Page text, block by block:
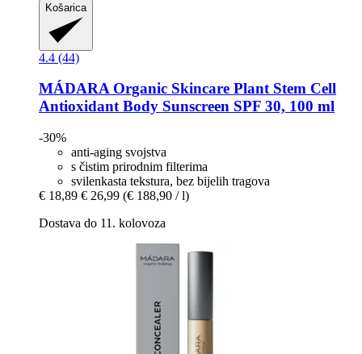
Košarica
4.4 (44)
MÁDARA Organic Skincare Plant Stem Cell
Antioxidant Body Sunscreen SPF 30, 100 ml
-30%
anti-aging svojstva
s čistim prirodnim filterima
svilenkasta tekstura, bez bijelih tragova
€ 18,89 € 26,99 (€ 188,90 / l)
Dostava do 11. kolovoza